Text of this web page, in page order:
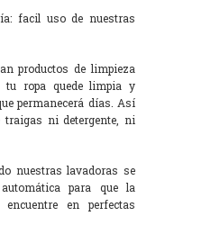
facil uso de nuestras
productos de limpieza
tu ropa quede limpia y
permanecerá días. Así
traigas ni detergente, ni
nuestras lavadoras se
para que la
en perfectas